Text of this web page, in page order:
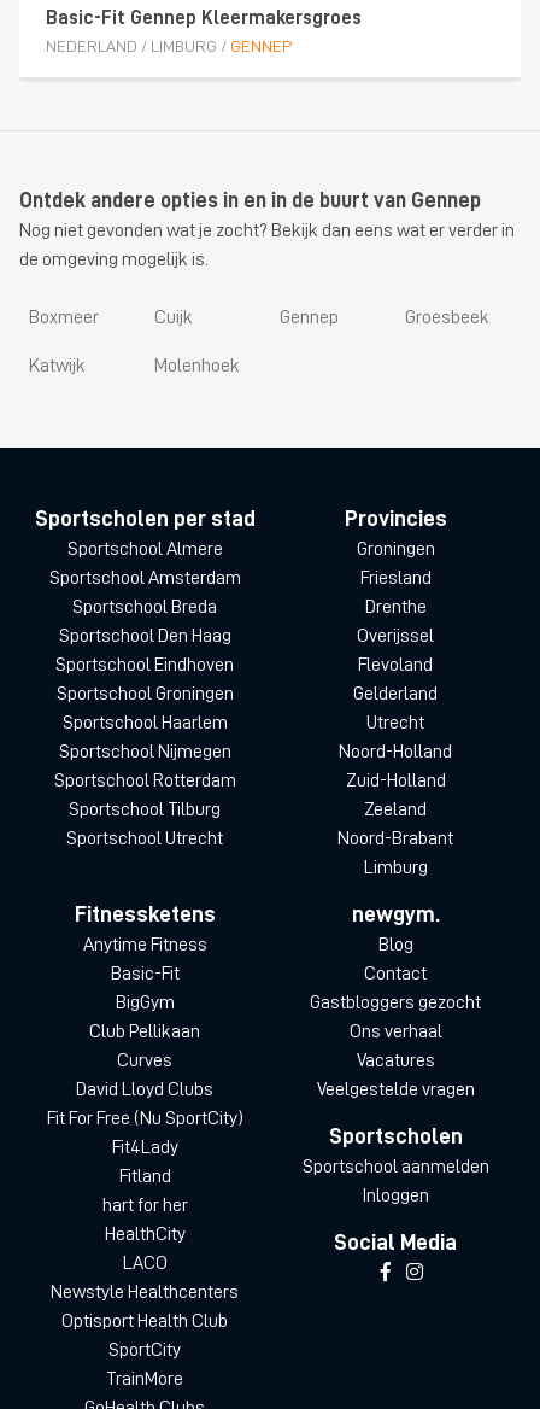
Basic-Fit Gennep Kleermakersgroes
NEDERLAND / LIMBURG / GENNEP
Ontdek andere opties in en in de buurt van Gennep
Nog niet gevonden wat je zocht? Bekijk dan eens wat er verder in
de omgeving mogelijk is.
Boxmeer Cuijk Gennep Groesbeek
Katwijk Molenhoek
Sportscholen per stad
Sportschool Almere
Sportschool Amsterdam
Sportschool Breda
Sportschool Den Haag
Sportschool Eindhoven
Sportschool Groningen
Sportschool Haarlem
Sportschool Nijmegen
Sportschool Rotterdam
Sportschool Tilburg
Sportschool Utrecht
Provincies
Groningen
Friesland
Drenthe
Overijssel
Flevoland
Gelderland
Utrecht
Noord-Holland
Zuid-Holland
Zeeland
Noord-Brabant
Limburg
Fitnessketens
Anytime Fitness
Basic-Fit
BigGym
Club Pellikaan
Curves
David Lloyd Clubs
Fit For Free (Nu SportCity)
Fit4Lady
Fitland
hart for her
HealthCity
LACO
Newstyle Healthcenters
Optisport Health Club
SportCity
TrainMore
newgym.
Blog
Contact
Gastbloggers gezocht
Ons verhaal
Vacatures
Veelgestelde vragen
Sportscholen
Sportschool aanmelden
Inloggen
Social Media